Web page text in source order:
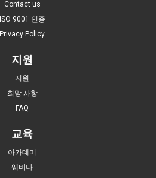
Contact us
ISO 9001 인증
Privacy Policy
지원
지원
희망 사항
FAQ
교육
아카데미
웨비나